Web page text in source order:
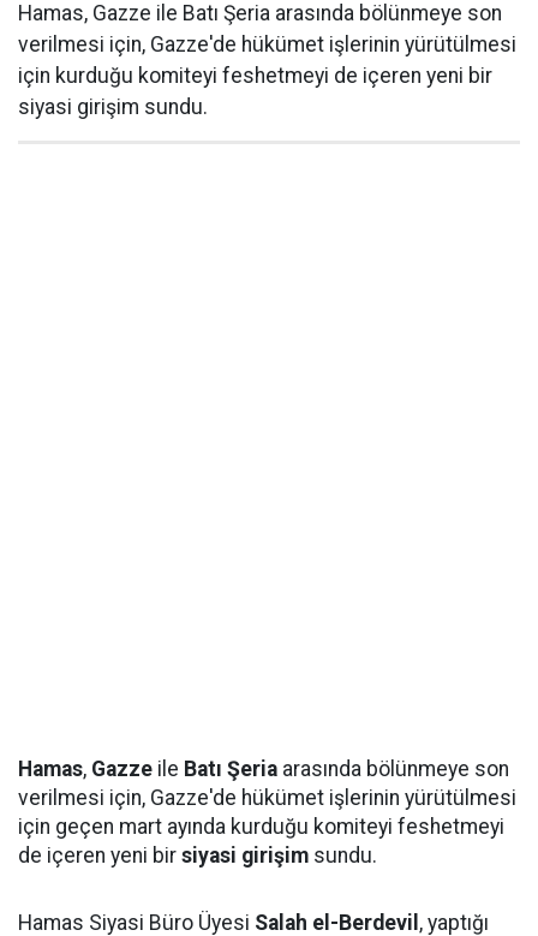
Hamas, Gazze ile Batı Şeria arasında bölünmeye son
verilmesi için, Gazze'de hükümet işlerinin yürütülmesi
için kurduğu komiteyi feshetmeyi de içeren yeni bir
siyasi girişim sundu.
Hamas, Gazze ile Batı Şeria arasında bölünmeye son
verilmesi için, Gazze'de hükümet işlerinin yürütülmesi
için geçen mart ayında kurduğu komiteyi feshetmeyi
de içeren yeni bir siyasi girişim sundu.
Hamas Siyasi Büro Üyesi Salah el-Berdevil , yaptığı